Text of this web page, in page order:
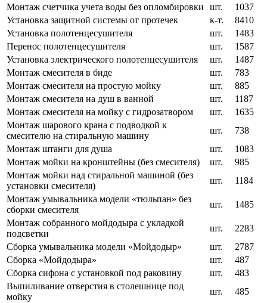
Монтаж счетчика учета воды без опломбировки
шт.
1037
Установка защитной системы от протечек
к-т.
8410
Установка полотенцесушителя
шт.
1483
Перенос полотенцесушителя
шт.
1587
Установка электрического полотенцесушителя
шт.
1487
Монтаж смесителя в биде
шт.
783
Монтаж смесителя на простую мойку
шт.
885
Монтаж смесителя на душ в ванной
шт.
1187
Монтаж смесителя на мойку с гидрозатвором
шт.
1635
Монтаж шарового крана с подводкой к
смесителю на стиральную машину
шт.
738
Монтаж штанги для душа
шт.
1083
Монтаж мойки на кронштейны (без смесителя)
шт.
985
Монтаж мойки над стиральной машиной (без
установки смесителя)
шт.
1184
Монтаж умывальника модели «тюльпан» без
сборки смесителя
шт.
1485
Монтаж собранного мойдодыра с укладкой
подсветки
шт.
2283
Сборка умывальника модели «Мойдодыр»
шт.
2787
Сборка «Мойдодыра»
шт.
487
Сборка сифона с установкой под раковину
шт.
483
Выпиливание отверстия в столешнице под
мойку
шт.
485